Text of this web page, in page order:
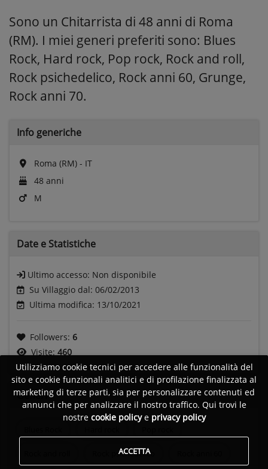
Sono un Chitarrista di 48 anni di Roma
(RM). I miei generi preferiti sono: Blues
Rock, Hard rock, Pop rock, Rock and roll,
Rock psichedelico, Rock anni 60, Grunge,
Rock anni 70.
Info generiche
Roma (RM) - IT
48 anni
M
Date e Statistiche
Ultimo accesso: Non disponibile
Su Villaggio dal: 06/02/2013
Ultima modifica: 13/10/2021
Followers: 6
Visite: 460
Generi
Rock psichedelico
Utilizziamo cookie tecnici per accedere alle funzionalità del
sito e cookie funzionali analitici e di profilazione finalizzata al
marketing di terze parti, sia per personalizzare contenuti ed
annunci che per analizzare il nostro traffico. Qui trovi le
nostre cookie policye privacy policy
ACCETTA